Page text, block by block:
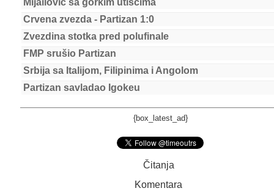
Mijailović sa gorkim utiscima
Crvena zvezda - Partizan 1:0
Zvezdina stotka pred polufinale
FMP srušio Partizan
Srbija sa Italijom, Filipinima i Angolom
Partizan savladao Igokeu
{box_latest_ad}
Čitanja
Komentara